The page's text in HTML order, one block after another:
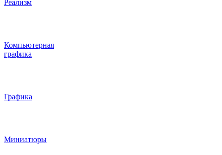
Реализм
Компьютерная
графика
Графика
Миниатюры